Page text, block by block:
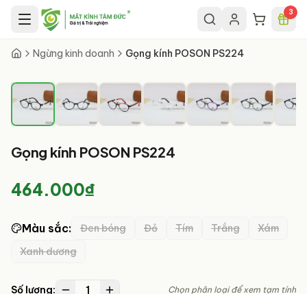
Chuyển đến nội dung chính 3
Ngừng kinh doanh Gọng kính POSON PS224
Gọng kính POSON PS224
464.000₫
Màu sắc: Đen bóng Đỏ Tím Trắng
Xám
Xanh dương
Số lượng: 1 Chọn phân loại để xem tạm tính